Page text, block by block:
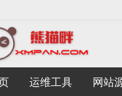
运维工具 网站